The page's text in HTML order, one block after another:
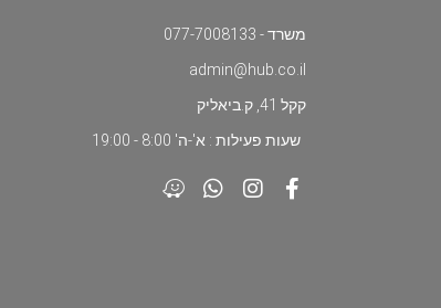
משרד - 077-7008133
admin@hub.co.il
קקל 41, ק.ביאליק
שעות פעילות : א'-ה' 8:00 - 19:00